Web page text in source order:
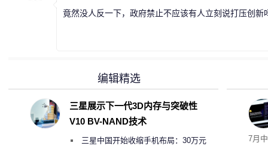
竟然没人反一下，政府禁止不应该有人立刻说打压创新
7月
编辑精选
三星展示下一代3D内存与突破性
V10 BV-NAND技术
三星中国开始收缩手机布局：30万元